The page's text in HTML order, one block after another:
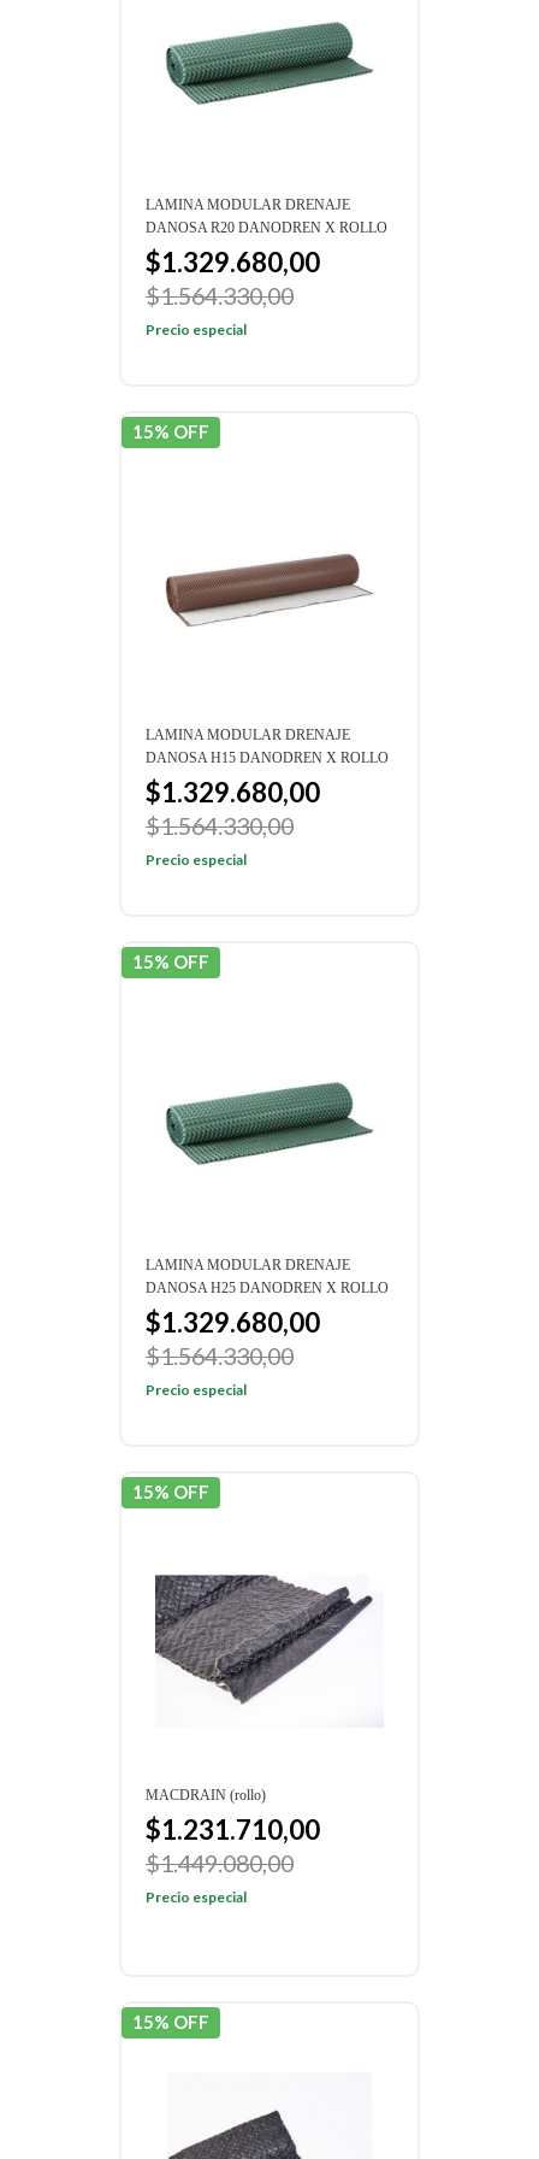
LAMINA MODULAR DRENAJE
DANOSA R20 DANODREN X ROLLO
$1.329.680,00
$1.564.330,00
Precio especial
15% OFF
LAMINA MODULAR DRENAJE
DANOSA H15 DANODREN X ROLLO
$1.329.680,00
$1.564.330,00
Precio especial
15% OFF
LAMINA MODULAR DRENAJE
DANOSA H25 DANODREN X ROLLO
$1.329.680,00
$1.564.330,00
Precio especial
15% OFF
MACDRAIN (rollo)
$1.231.710,00
$1.449.080,00
Precio especial
15% OFF